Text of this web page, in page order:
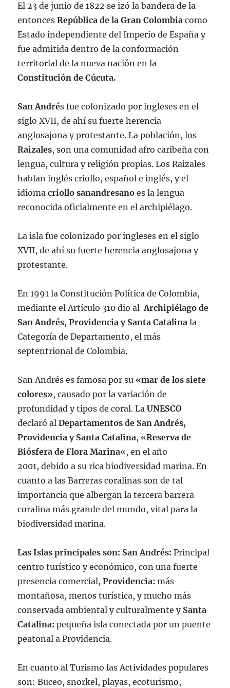
El 23 de junio de 1822 se izó la bandera de la
entoncesRepública de la Gran Colombia como
Estado independiente del Imperio de España y
fue admitida dentro de la conformación
territorial de la nueva nación en la
Constitución de Cúcuta.
San Andrés fue colonizado por ingleses en el
siglo XVII, de ahí su fuerte herencia
anglosajona y protestante. La población, los
Raizales, son una comunidad afro caribeña con
lengua, cultura y religión propias. Los Raizales
hablan inglés criollo, español e inglés, y el
idiomacriollo sanandresano es la lengua
reconocida oficialmente en el archipiélago.
La isla fue colonizado por ingleses en el siglo
XVII, de ahí su fuerte herencia anglosajona y
protestante.
En 1991 la Constitución Política de Colombia,
mediante el Artículo 310 dio alArchipiélago de
San Andrés, Providencia y Santa Catalina la
Categoría de Departamento, el más
septentrional de Colombia.
San Andrés es famosa por su «mar de los siete
colores», causado por la variación de
profundidad y tipos de coral. LaUNESCO
declaró alDepartamentos de San Andrés,
Providencia y Santa Catalina, «Reserva de
Biósfera de Flora Marina«, en el año
2001, debido a su rica biodiversidad marina. En
cuanto a las Barreras coralinas son de tal
importancia que albergan la tercera barrera
coralina más grande del mundo, vital para la
biodiversidad marina.
Las Islas principales son: San Andrés: Principal
centro turístico y económico, con una fuerte
presencia comercial,Providencia: más
montañosa, menos turística, y mucho más
conservada ambiental y culturalmente y Santa
Catalina: pequeña isla conectada por un puente
peatonal a Providencia.
En cuanto al Turismo las Actividades populares
son: Buceo, snorkel, playas, ecoturismo,